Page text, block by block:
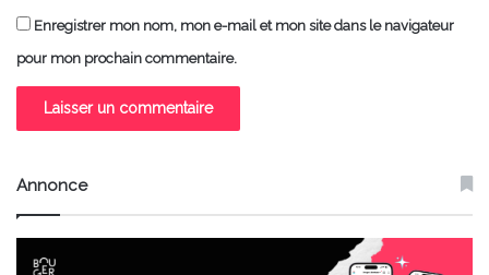
Enregistrer mon nom, mon e-mail et mon site dans le navigateur
pour mon prochain commentaire.
Annonce